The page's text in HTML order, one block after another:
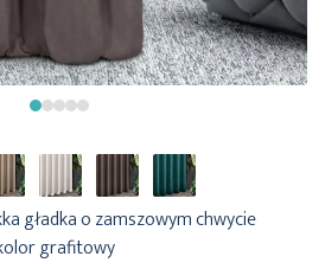
gładka o zamszowym chwycie
grafitowy